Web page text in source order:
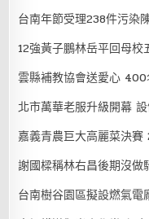
台南年節受理238件污染
12強黃子鵬林岳平回母
雲縣補教協會送愛心
北市萬華老服升級開幕
嘉義青農巨大高麗菜決
謝國樑稱林右昌後期沒
台南樹谷園區擬設燃氣